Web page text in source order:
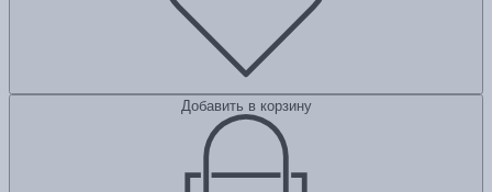
Добавить в корзину